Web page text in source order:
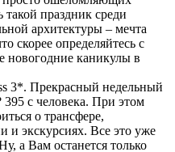
праздник среди
архитектуры – мечта
скорее определяйтесь с
новогодние каникулы в
3*. Прекрасный недельный
395 с человека. При этом
о трансфере,
и экскурсиях. Все это уже
а Вам останется только